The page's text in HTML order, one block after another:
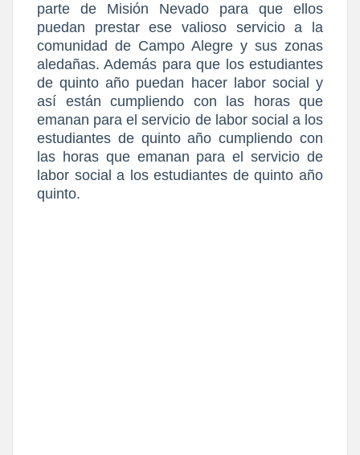
parte de Misión Nevado para que ellos
puedan prestar ese valioso servicio a la
comunidad de Campo Alegre y sus zonas
aledañas. Además para que los estudiantes
de quinto año puedan hacer labor social y
así están cumpliendo con las horas que
emanan para el servicio de labor social a los
estudiantes de quinto año cumpliendo con
las horas que emanan para el servicio de
labor social a los estudiantes de quinto año
quinto.